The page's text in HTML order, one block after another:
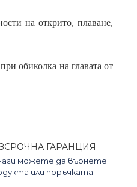
на открито, плаване,
обиколка на главата от
ГАРАНЦИЯ
можете да върнете
или поръчката